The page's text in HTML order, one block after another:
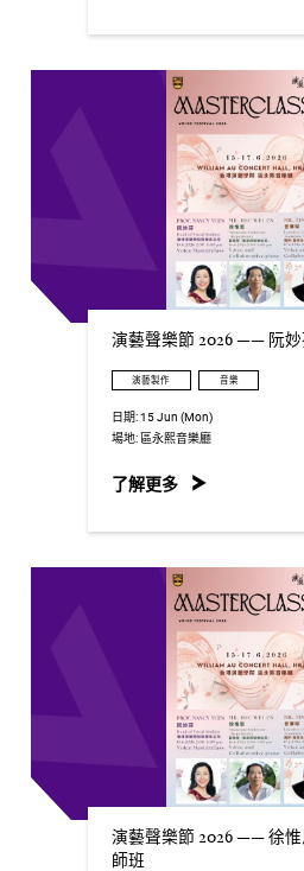
演藝聲樂節 2026 —— 阮
演藝製作 音樂
日期:15 Jun (Mon)
場地:區永熙音樂廳
了解更多
演藝聲樂節 2026 —— 徐
師班